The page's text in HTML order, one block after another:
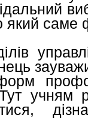
який саме
учням